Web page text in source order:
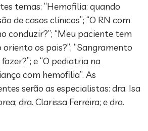
temas: “Hemofilia: quando
de casos clínicos”; “O RN com
conduzir?”; “Meu paciente tem
os pais?”; “Sangramento
e “O pediatria na
com hemofilia”. As
serão as especialistas: dra. Isa
dra. Clarissa Ferreira; e dra.